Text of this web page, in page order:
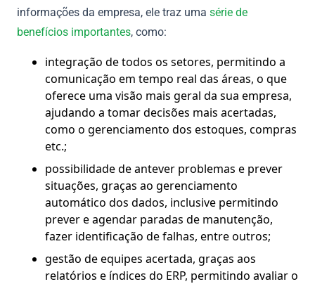
informações da empresa, ele traz uma série de
benefícios importantes, como:
integração de todos os setores, permitindo a
comunicação em tempo real das áreas, o que
oferece uma visão mais geral da sua empresa,
ajudando a tomar decisões mais acertadas,
como o gerenciamento dos estoques, compras
etc.;
possibilidade de antever problemas e prever
situações, graças ao gerenciamento
automático dos dados, inclusive permitindo
prever e agendar paradas de manutenção,
fazer identificação de falhas, entre outros;
gestão de equipes acertada, graças aos
relatórios e índices do ERP, permitindo avaliar o